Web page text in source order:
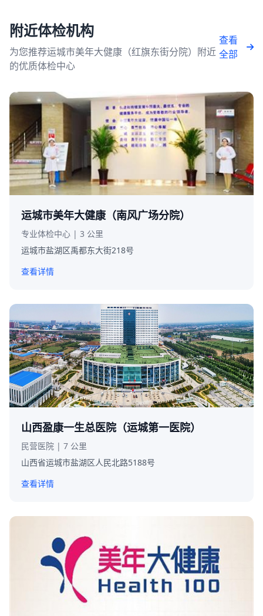
附近体检机构
为您推荐运城市美年大健康（红旗东街分院）附近
的优质体检中心
查看
全部
运城市美年大健康（南风广场分院）
专业体检中心 | 3 公里
运城市盐湖区禹都东大街218号
查看详情
山西盈康一生总医院（运城第一医院）
民营医院 | 7 公里
山西省运城市盐湖区人民北路5188号
查看详情